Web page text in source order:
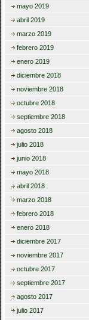
mayo 2019
abril 2019
marzo 2019
febrero 2019
enero 2019
diciembre 2018
noviembre 2018
octubre 2018
septiembre 2018
agosto 2018
julio 2018
junio 2018
mayo 2018
abril 2018
marzo 2018
febrero 2018
enero 2018
diciembre 2017
noviembre 2017
octubre 2017
septiembre 2017
agosto 2017
julio 2017